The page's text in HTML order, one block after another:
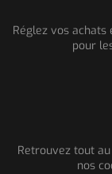
Réglez vos
pour
Retrouvez tout
nos